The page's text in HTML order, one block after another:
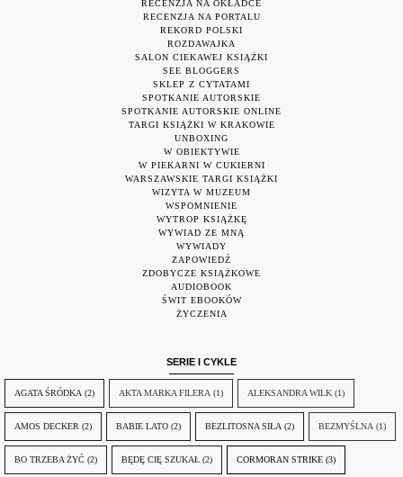
RECENZJA NA OKŁADCE
RECENZJA NA PORTALU
REKORD POLSKI
ROZDAWAJKA
SALON CIEKAWEJ KSIĄŻKI
SEE BLOGGERS
SKLEP Z CYTATAMI
SPOTKANIE AUTORSKIE
SPOTKANIE AUTORSKIE ONLINE
TARGI KSIĄŻKI W KRAKOWIE
UNBOXING
W OBIEKTYWIE
W PIEKARNI W CUKIERNI
WARSZAWSKIE TARGI KSIĄŻKI
WIZYTA W MUZEUM
WSPOMNIENIE
WYTROP KSIĄŻKĘ
WYWIAD ZE MNĄ
WYWIADY
ZAPOWIEDŹ
ZDOBYCZE KSIĄŻKOWE
AUDIOBOOK
ŚWIT EBOOKÓW
ŻYCZENIA
SERIE I CYKLE
AGATA ŚRÓDKA (2) AKTA MARKA FILERA (1) ALEKSANDRA WILK (1)
AMOS DECKER (2) BABIE LATO (2) BEZLITOSNA SIŁA (2) BEZMYŚLNA (1)
BO TRZEBA ŻYĆ (2) BĘDĘ CIĘ SZUKAŁ (2) CORMORAN STRIKE (3)